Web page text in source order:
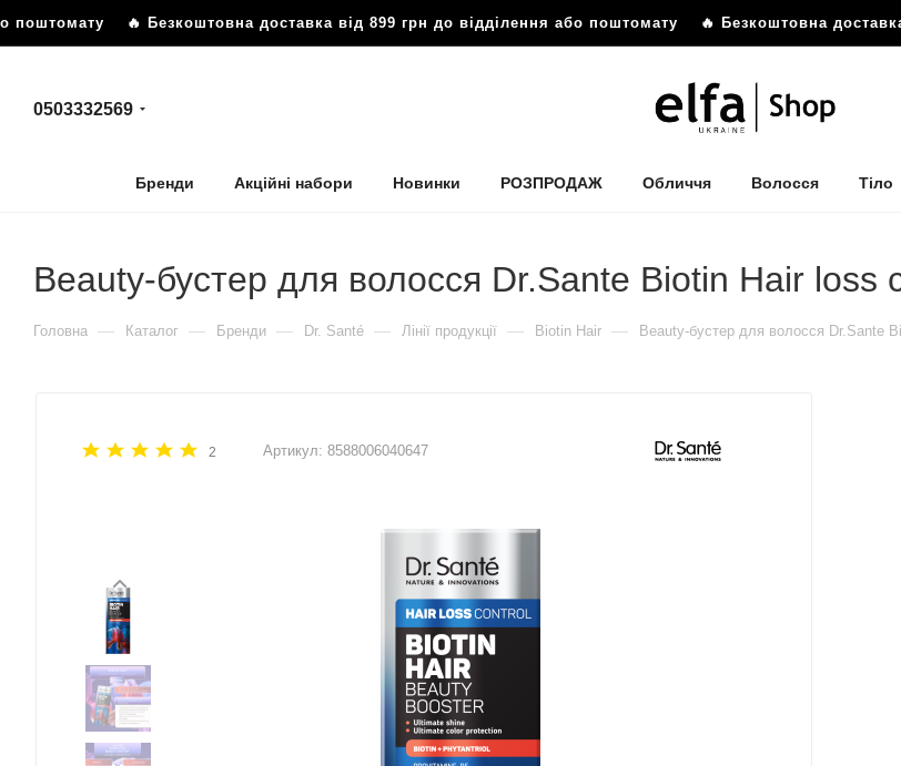
поштомату 🔥 Безкоштовна доставка від 899 грн до відділення або поштомату 🔥 Безкоштовна
0503332569
Бренди Акційні набори Новинки РОЗПРОДАЖ Обличчя Волосся Тіло
Beauty-бустер для волосся Dr.Sante Biotin Hair loss
Головна — Каталог — Бренди — Dr. Santé — Лінії продукції — Biotin Hair — Beauty-бустер для волосся Dr.Sante
2 Артикул: 8588006040647